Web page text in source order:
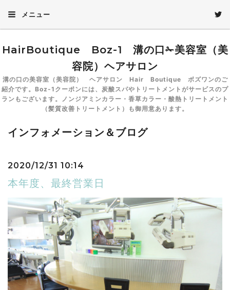
メニュー
HairBoutique Boz-1 溝の口✁美容室（美
容院）ヘアサロン
溝の口の美容室（美容院） ヘアサロン Hair Boutique ボズワンのご
紹介です。Boz-1クーポンには、炭酸スパやトリートメントがサービスのプ
ランもございます。ノンジアミンカラー・香草カラー・酸熱トリートメント
（髪質改善トリートメント）も御用意あります。
インフォメーション＆ブログ
2020/12/31 10:14
本年度、最終営業日